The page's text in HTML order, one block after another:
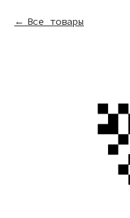
Все товары